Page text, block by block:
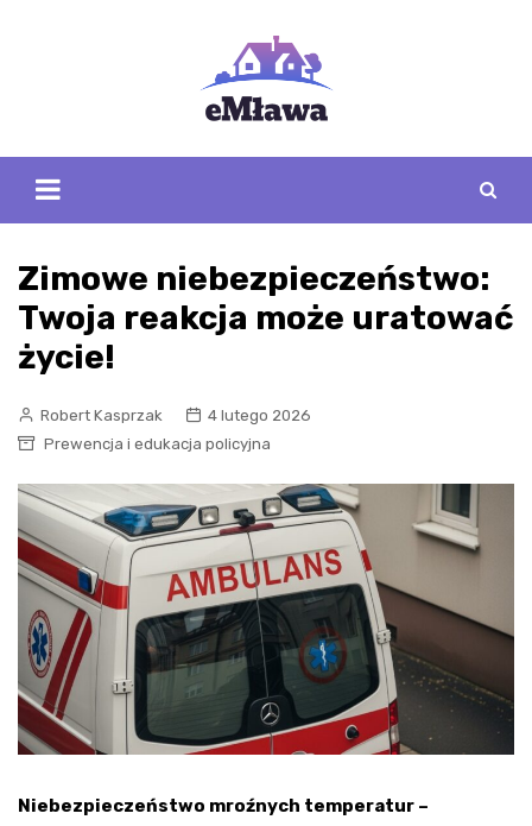
Zimowe niebezpieczeństwo:
Twoja reakcja może uratować
życie!
Robert Kasprzak
4 lutego 2026
Prewencja i edukacja policyjna
Niebezpieczeństwo mroźnych temperatur –